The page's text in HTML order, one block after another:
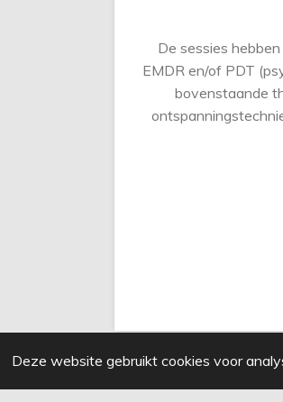
Deze website gebruikt cookies voor
De sessies
EMDR en/of PDT
bovenstaande